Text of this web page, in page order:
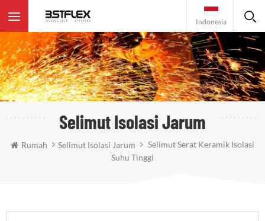
Indonesia
Selimut Isolasi Jarum
Rumah Selimut Isolasi Jarum
Selimut Serat Keramik Isolasi
Suhu Tinggi